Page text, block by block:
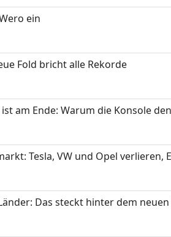
ein
Fold bricht alle Rekorde
am Ende: Warum die Konsole
Tesla, VW und Opel verlieren,
Das steckt hinter dem neuen